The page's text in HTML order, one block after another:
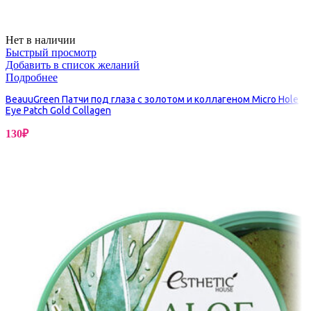
Нет в наличии
Быстрый просмотр
Добавить в список желаний
Подробнее
BeauuGreen Патчи под глаза с золотом и коллагеном Micro Hole
Eye Patch Gold Collagen
130₽